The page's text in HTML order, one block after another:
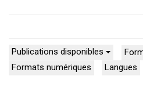
Publications disponibles
Formats numériques
Langues